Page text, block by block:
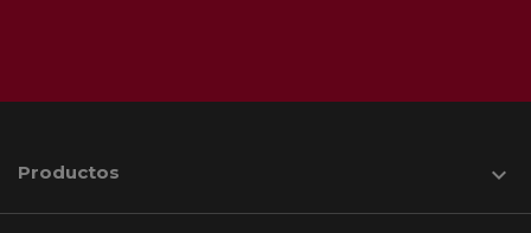
Productos 